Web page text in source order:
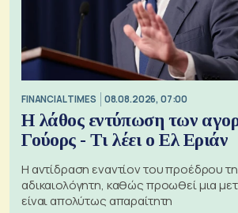
FINANCIAL TIMES 08.08.2026, 07:00
Η λάθος εντύπωση των
Γούορς - Τι λέει ο Ελ Εριάν
Η αντίδραση εναντίον του προέδρου
αδικαιολόγητη, καθώς προωθεί μια
είναι απολύτως απαραίτητη